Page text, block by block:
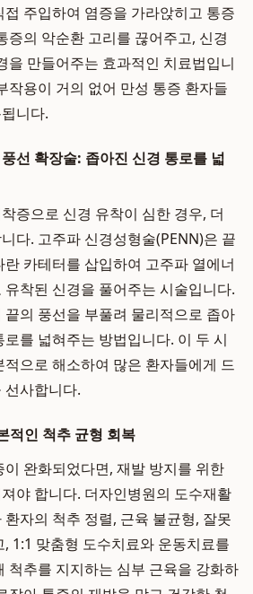
주입하여 염증을 가라앉히고 통증
증의 악순환 고리를 끊어주고, 신경
을 만들어주는 효과적인 치료법입니
작용이 거의 없어 만성 통증 환자들
니다.
선 확장술: 좁아진 신경 통로를 넓
증으로 신경 유착이 심한 경우, 더
다. 고주파 신경성형술(PENN)은 끝
카테터를 삽입하여 고주파 열에너
착된 신경을 풀어주는 시술입니다.
의 풍선을 부풀려 물리적으로 좁아
를 넓혀주는 방법입니다. 이 두 시
으로 해소하여 많은 환자들에게 드
선사합니다.
적인 척추 균형 회복
완화되었다면, 재발 방지를 위한
야 합니다. 더자인병원의 도수재활
자의 척추 정렬, 근육 불균형, 잘못
1:1 맞춤형 도수치료와 운동치료를
척추를 지지하는 심부 근육을 강화하